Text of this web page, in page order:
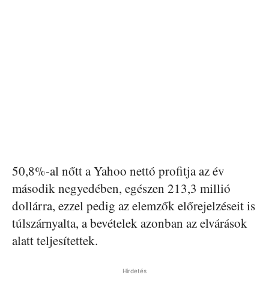
50,8%-al nőtt a Yahoo nettó profitja az év
második negyedében, egészen 213,3 millió
dollárra, ezzel pedig az elemzők előrejelzéseit is
túlszárnyalta, a bevételek azonban az elvárások
alatt teljesítettek.
Hirdetés